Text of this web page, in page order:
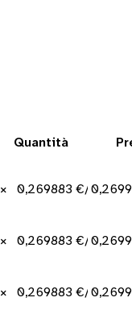
Quantità
× 0,269883 €/kWh
× 0,269883 €/kWh
× 0,269883 €/kWh